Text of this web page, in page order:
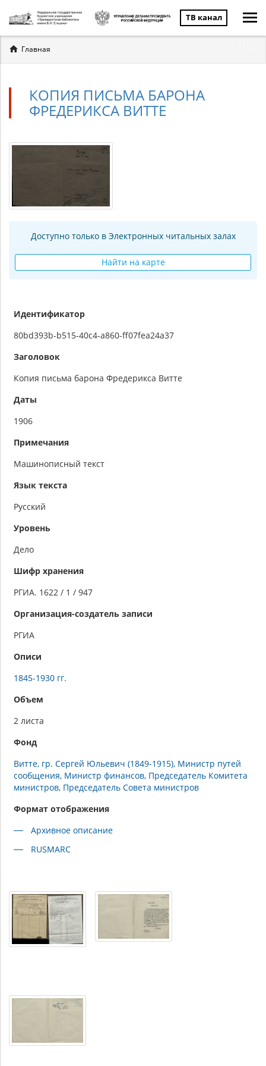
ТВ канал
Вы
здесь
Главная
КОПИЯ ПИСЬМА БАРОНА
ФРЕДЕРИКСА ВИТТЕ
Доступно только в Электронных читальных залах
Найти на карте
Идентификатор
80bd393b-b515-40c4-a860-ff07fea24a37
Заголовок
Копия письма барона Фредерикса Витте
Даты
1906
Примечания
Машинописный текст
Язык текста
Русский
Уровень
Дело
Шифр хранения
РГИА. 1622 / 1 / 947
Организация-создатель записи
РГИА
Описи
1845-1930 гг.
Объем
2 листа
Фонд
Витте, гр. Сергей Юльевич (1849-1915), Министр путей
сообщения, Министр финансов, Председатель Комитета
министров, Председатель Совета министров
Формат отображения
Архивное описание
RUSMARC